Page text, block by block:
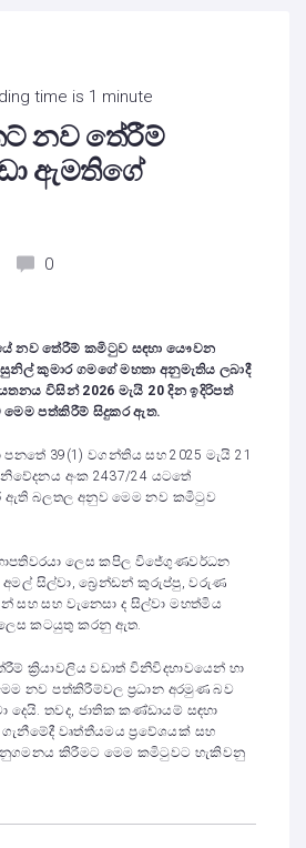
time is 1 minute
නව තේරීම්
ඇමතිගේ
0
නව තේරීම් කමිටුව සඳහා යෞවන
සුනිල් කුමාර ගමගේ මහතා අනුමැතිය ලබාදී
විසින් 2026 මැයි 20 දින ඉදිරිපත්
පත්කිරීම් සිදුකර ඇත.
පනතේ 39(1) වගන්තිය සහ 2025 මැයි 21
අංක 2437/24 යටතේ
ඇති බලතල අනුව මෙම නව කමිටුව
ලෙස කපිල විජේගුණවර්ධන
අමල් සිල්වා, බ්‍රෙන්ඩන් කුරුප්පු, වරුණ
සහ සහ වැනෙසා ද සිල්වා මහත්මිය
ලෙස කටයුතු කරනු ඇත.
ක්‍රියාවලිය වඩාත් විනිවිදභාවයෙන් හා
නව පත්කිරීම්වල ප්‍රධාන අරමුණ බව
දෙයි. තවද, ජාතික කණ්ඩායම් සඳහා
වෘත්තීයමය ප්‍රවේශයක් සහ
කිරීමට මෙම කමිටුවට හැකිවනු